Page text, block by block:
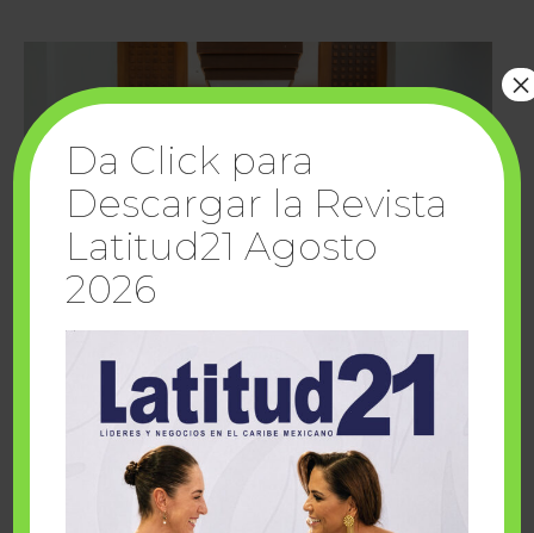
Cuando la solidaridad inspira; cumplen
sueños Fairmont Mayakoba y Make-A-Wish
Da Click para
Descargar la Revista
Latitud21 Agosto
2026
×